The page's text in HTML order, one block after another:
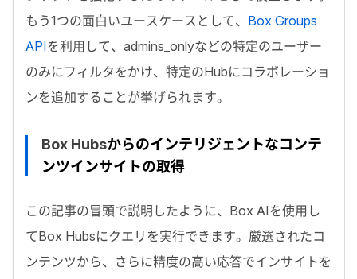
もう1つの面白いユースケースとして、 Box Groups
APIを利用して、 admins_onlyなどの特定のユーザー
のみにフィルタをかけ、特定のHubにコラボレーショ
ンを追加することが挙げられます。
Box Hubsからのインテリジェントなコンテ
ンツインサイトの取得
この記事の冒頭で説明したように、 Box AIを使用し
てBox Hubsにクエリを実行できます。厳選されたコ
ンテンツから、さらに精度の高い応答でインサイトを